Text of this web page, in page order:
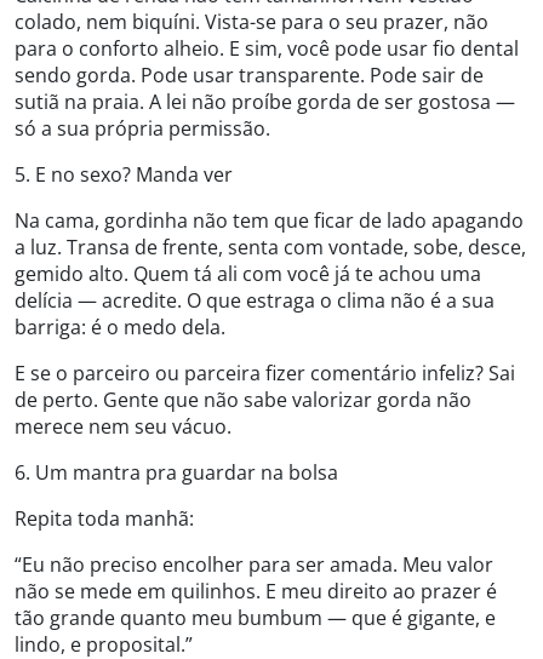
colado, nem biquíni. Vista-se para o seu prazer, não
para o conforto alheio. E sim, você pode usar fio dental
sendo gorda. Pode usar transparente. Pode sair de
sutiã na praia. A lei não proíbe gorda de ser gostosa —
só a sua própria permissão.
5. E no sexo? Manda ver
Na cama, gordinha não tem que ficar de lado apagando
a luz. Transa de frente, senta com vontade, sobe, desce,
gemido alto. Quem tá ali com você já te achou uma
delícia — acredite. O que estraga o clima não é a sua
barriga: é o medo dela.
E se o parceiro ou parceira fizer comentário infeliz? Sai
de perto. Gente que não sabe valorizar gorda não
merece nem seu vácuo.
6. Um mantra pra guardar na bolsa
Repita toda manhã:
“Eu não preciso encolher para ser amada. Meu valor
não se mede em quilinhos. E meu direito ao prazer é
tão grande quanto meu bumbum — que é gigante, e
lindo, e proposital.”